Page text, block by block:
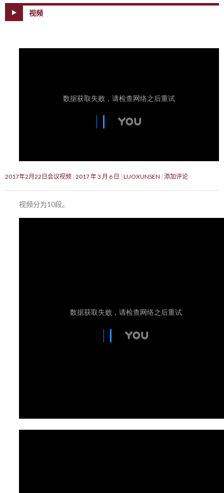
视频
2017年2月22日会议视频 2017 年 3 月 6 日 LUOXUNSEN 添加评论
视频分为10段。